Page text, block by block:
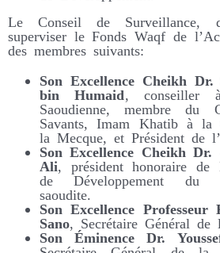
Le Conseil de Surveillance,
superviser le Fonds Waqf de
des membres suivants:
Son Excellence Cheikh
bin Humaid , conseiller
Saoudienne, membre du
Savants, Imam Khatib à la
la Mecque, et Président de
Son Excellence Cheikh Dr.
Ali , président honoraire
de Développement du
saoudite.
Son Excellence Professeur
Sano, Secrétaire Général de
Son Éminence Dr.